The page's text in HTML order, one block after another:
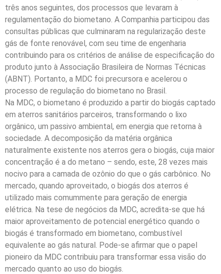
três anos seguintes, dos processos que levaram à
regulamentação do biometano. A Companhia participou das
consultas públicas que culminaram na regularização deste
gás de fonte renovável, com seu time de engenharia
contribuindo para os critérios de análise de especificação do
produto junto à Associação Brasileira de Normas Técnicas
(ABNT). Portanto, a MDC foi precursora e acelerou o
processo de regulação do biometano no Brasil.
Na MDC, o biometano é produzido a partir do biogás captado
em aterros sanitários parceiros, transformando o lixo
orgânico, um passivo ambiental, em energia que retorna à
sociedade. A decomposição da matéria orgânica
naturalmente existente nos aterros gera o biogás, cuja maior
concentração é a do metano – sendo, este, 28 vezes mais
nocivo para a camada de ozônio do que o gás carbônico. No
mercado, quando aproveitado, o biogás dos aterros é
utilizado mais comummente para geração de energia
elétrica. Na tese de negócios da MDC, acredita-se que há
maior aproveitamento de potencial energético quando o
biogás é transformado em biometano, combustível
equivalente ao gás natural. Pode-se afirmar que o papel
pioneiro da MDC contribuiu para transformar essa visão do
mercado quanto ao uso do biogás.